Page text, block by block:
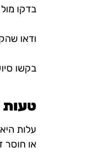
בדקו
ודאו
בקשו
טעות 7: בחירת ספק לפי המחיר בלבד
עלות
או חוסר